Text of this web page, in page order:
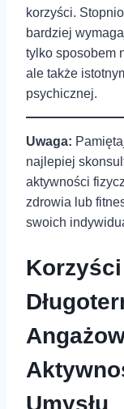
korzyści.
bardziej
tylko sposobem
ale także
psychicznej.
Uwaga:
najlepiej
aktywności
zdrowia lub
swoich
Umysłu